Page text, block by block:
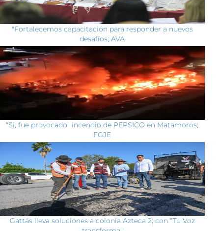
"Fortalecemos capacitación para responder a nuevos
desafíos; AVA
"Si, fue provocado" incendio de PEPSICO en Matamoros;
FGJE
Gattás lleva soluciones a colonia Azteca 2; con “Tu Voz